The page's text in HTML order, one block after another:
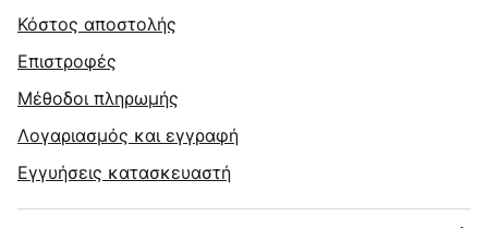
Κόστος αποστολής
Επιστροφές
Μέθοδοι πληρωμής
Λογαριασμός και εγγραφή
Εγγυήσεις κατασκευαστή